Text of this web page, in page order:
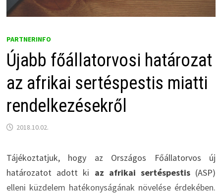
PARTNERINFO
Újabb főállatorvosi határozat
az afrikai sertéspestis miatti
rendelkezésekről
2018.10.02.
Tájékoztatjuk, hogy az Országos Főállatorvos új
határozatot adott ki az afrikai sertéspestis(ASP)
elleni küzdelem hatékonyságának növelése érdekében.